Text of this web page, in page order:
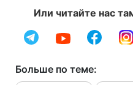
Или читайте нас
Больше по теме: